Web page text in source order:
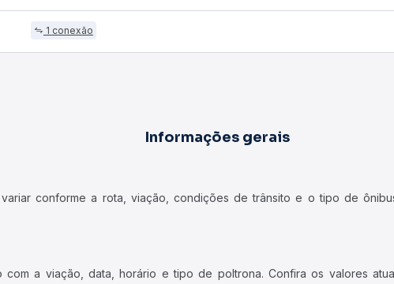
1 conexão
Informações gerais
conforme a rota, viação, condições de trânsito e o tipo de
a viação, data, horário e tipo de poltrona. Confira os valores